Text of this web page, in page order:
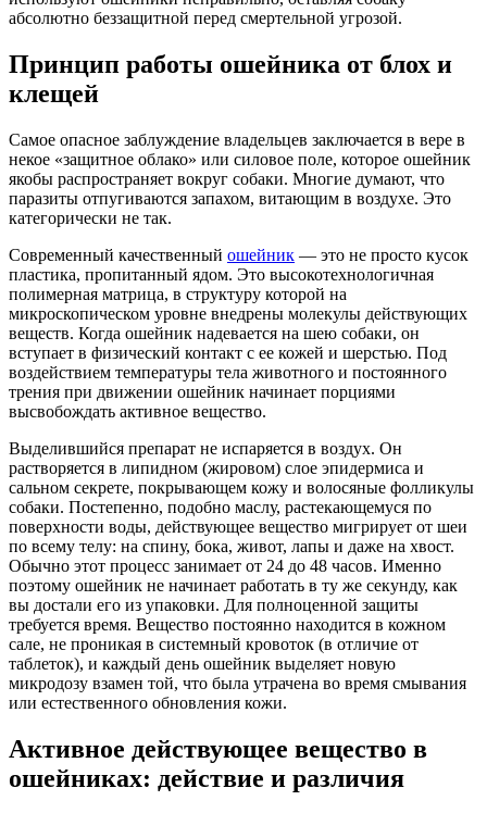
абсолютно беззащитной перед смертельной угрозой.
Принцип работы ошейника от блох и
клещей
Самое опасное заблуждение владельцев заключается в вере в
некое «защитное облако» или силовое поле, которое ошейник
якобы распространяет вокруг собаки. Многие думают, что
паразиты отпугиваются запахом, витающим в воздухе. Это
категорически не так.
Современный качественный ошейник — это не просто кусок
пластика, пропитанный ядом. Это высокотехнологичная
полимерная матрица, в структуру которой на
микроскопическом уровне внедрены молекулы действующих
веществ. Когда ошейник надевается на шею собаки, он
вступает в физический контакт с ее кожей и шерстью. Под
воздействием температуры тела животного и постоянного
трения при движении ошейник начинает порциями
высвобождать активное вещество.
Выделившийся препарат не испаряется в воздух. Он
растворяется в липидном (жировом) слое эпидермиса и
сальном секрете, покрывающем кожу и волосяные фолликулы
собаки. Постепенно, подобно маслу, растекающемуся по
поверхности воды, действующее вещество мигрирует от шеи
по всему телу: на спину, бока, живот, лапы и даже на хвост.
Обычно этот процесс занимает от 24 до 48 часов. Именно
поэтому ошейник не начинает работать в ту же секунду, как
вы достали его из упаковки. Для полноценной защиты
требуется время. Вещество постоянно находится в кожном
сале, не проникая в системный кровоток (в отличие от
таблеток), и каждый день ошейник выделяет новую
микродозу взамен той, что была утрачена во время смывания
или естественного обновления кожи.
Активное действующее вещество в
ошейниках: действие и различия